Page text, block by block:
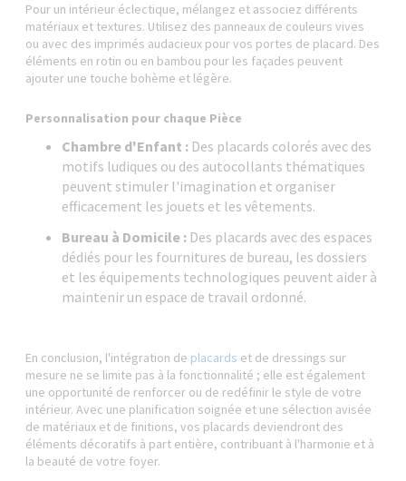
Pour un intérieur éclectique, mélangez et associez différents
matériaux et textures. Utilisez des panneaux de couleurs vives
ou avec des imprimés audacieux pour vos portes de placard. Des
éléments en rotin ou en bambou pour les façades peuvent
ajouter une touche bohème et légère.
Personnalisation pour chaque Pièce
Chambre d'Enfant : Des placards colorés avec des
motifs ludiques ou des autocollants thématiques
peuvent stimuler l'imagination et organiser
efficacement les jouets et les vêtements.
Bureau à Domicile : Des placards avec des espaces
dédiés pour les fournitures de bureau, les dossiers
et les équipements technologiques peuvent aider à
maintenir un espace de travail ordonné.
En conclusion, l'intégration de placards et de dressings sur
mesure ne se limite pas à la fonctionnalité ; elle est également
une opportunité de renforcer ou de redéfinir le style de votre
intérieur. Avec une planification soignée et une sélection avisée
de matériaux et de finitions, vos placards deviendront des
éléments décoratifs à part entière, contribuant à l'harmonie et à
la beauté de votre foyer.